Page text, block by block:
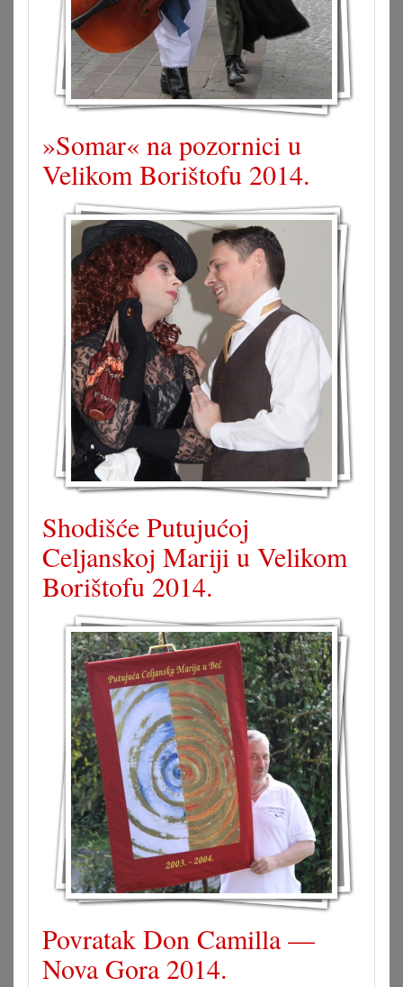
»Somar« na pozornici u
Velikom Borištofu 2014.
Shodišće Putujućoj
Celjanskoj Mariji u Velikom
Borištofu 2014.
Povratak Don Camilla —
Nova Gora 2014.